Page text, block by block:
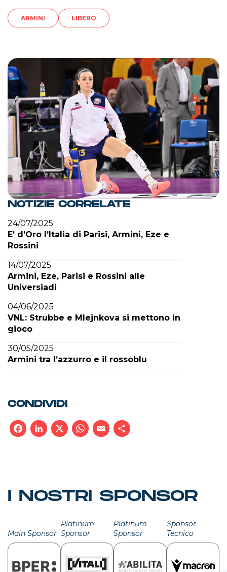
NOTIZIE CORRELATE
24/07/2025
E’ d’Oro l’Italia di Parisi, Armini, Eze e
Rossini
14/07/2025
Armini, Eze, Parisi e Rossini alle
Universiadi
04/06/2025
VNL: Strubbe e Mlejnkova si mettono in
gioco
30/05/2025
Armini tra l’azzurro e il rossoblu
CONDIVIDI
ARMINI LIBERO
I NOSTRI SPONSOR
Main Sponsor
Platinum
Sponsor
Platinum
Sponsor
Sponsor
Tecnico